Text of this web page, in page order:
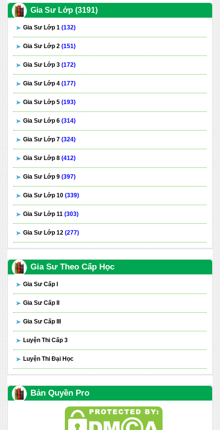
Gia Sư Lớp (3191)
Gia Sư Lớp 1 (132)
Gia Sư Lớp 2 (151)
Gia Sư Lớp 3 (172)
Gia Sư Lớp 4 (177)
Gia Sư Lớp 5 (193)
Gia Sư Lớp 6 (314)
Gia Sư Lớp 7 (324)
Gia Sư Lớp 8 (412)
Gia Sư Lớp 9 (397)
Gia Sư Lớp 10 (339)
Gia Sư Lớp 11 (303)
Gia Sư Lớp 12 (277)
Gia Sư Theo Cấp Học
Gia Sư Cấp I
Gia Sư Cấp II
Gia Sư Cấp III
Luyện Thi Cấp 3
Luyện Thi Đại Học
Bản Quyền Pro